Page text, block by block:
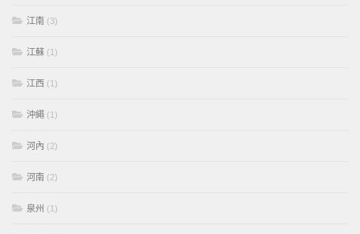
江南 (3)
江蘇 (1)
江西 (1)
沖繩 (1)
河內 (2)
河南 (2)
泉州 (1)